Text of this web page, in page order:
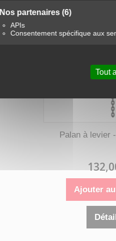
Nos partenaires (6)
APIs
Consentement spécifique aux
Tout
Palan à levier
Ajouter